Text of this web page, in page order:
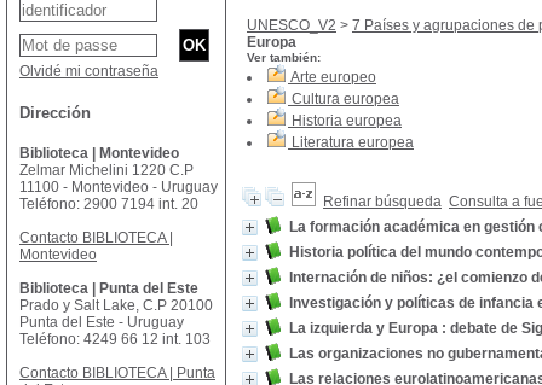
UNESCO_V2 > 7 Países y agrupaciones de
Europa
Ver también:
Arte europeo
Cultura europea
Historia europea
Literatura europea
Refinar búsqueda Consulta a
La formación académica en
Historia política del mundo
Internación de niños: ¿el comienzo
Investigación y políticas de infancia
La izquierda y Europa : debate de
Las organizaciones no
Las relaciones
Olvidé mi contraseña
Dirección
Biblioteca | Montevideo
Zelmar Michelini 1220 C.P
11100 - Montevideo - Uruguay
Teléfono: 2900 7194 int. 20
Contacto BIBLIOTECA |
Montevideo
Biblioteca | Punta del Este
Prado y Salt Lake, C.P 20100
Punta del Este - Uruguay
Teléfono: 4249 66 12 int. 103
Contacto BIBLIOTECA | Punta